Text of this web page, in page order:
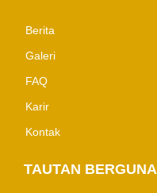
Berita
Galeri
FAQ
Karir
Kontak
TAUTAN BERGUNA